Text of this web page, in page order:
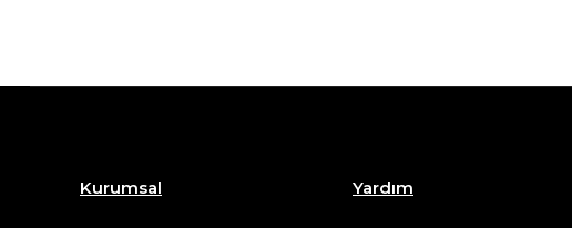
Kurumsal Yardım